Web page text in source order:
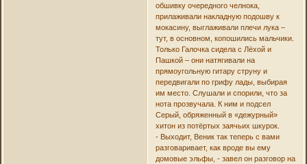
обшивку очередного челнока,
прилаживали накладную подошву к
мокасину, выглаживали плечи лука –
тут, в основном, копошились мальчики.
Только Галочка сидела с Лёхой и
Пашкой – они натягивали на
прямоугольную гитару струну и
передвигали по грифу лады, выбирая
им место. Слушали и спорили, что за
нота прозвучала. К ним и подсел
Серый, обряженный в «дежурный»
хитон из потёртых заячьих шкурок.
- Выходит, Веник так теперь с вами
разговаривает, как вроде вы ему
домовые эльфы, - завел он разговор на